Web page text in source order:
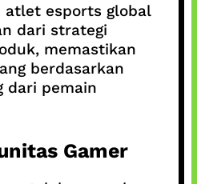
atlet esports global
dari strategi
memastikan
berdasarkan
dari pemain
Gamer